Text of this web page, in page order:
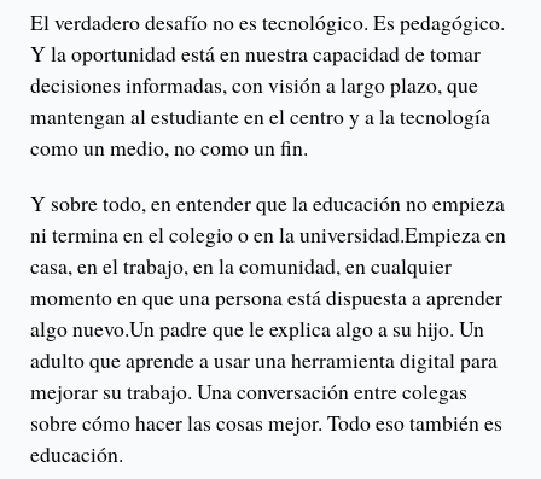
El verdadero desafío no es tecnológico. Es pedagógico.
Y la oportunidad está en nuestra capacidad de tomar
decisiones informadas, con visión a largo plazo, que
mantengan al estudiante en el centro y a la tecnología
como un medio, no como un fin.
Y sobre todo, en entender que la educación no empieza
ni termina en el colegio o en la universidad.Empieza en
casa, en el trabajo, en la comunidad, en cualquier
momento en que una persona está dispuesta a aprender
algo nuevo.Un padre que le explica algo a su hijo. Un
adulto que aprende a usar una herramienta digital para
mejorar su trabajo. Una conversación entre colegas
sobre cómo hacer las cosas mejor. Todo eso también es
educación.